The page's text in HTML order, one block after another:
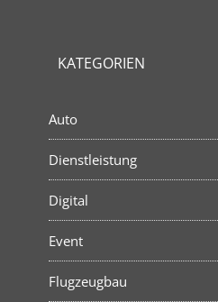
KATEGORIEN
Auto
Dienstleistung
Digital
Event
Flugzeugbau